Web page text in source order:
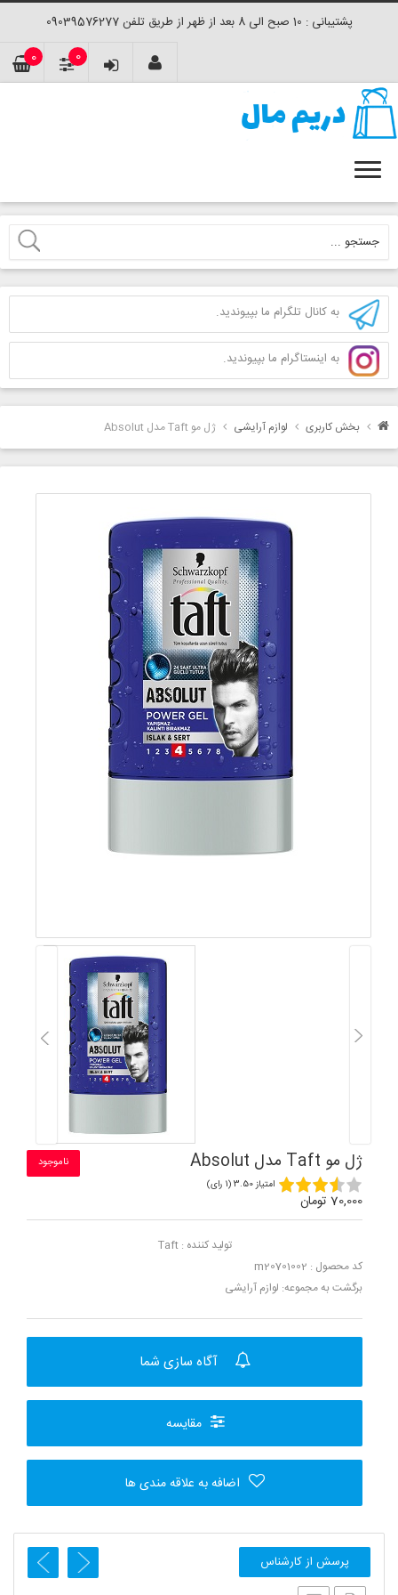
پشتیبانی : 10 صبح الی 8 بعد از ظهر از طریق تلفن 09039576277
0 0
به کانال تلگرام ما بپیوندید.
به اینستاگرام ما بپیوندید.
بخش کاربری لوازم آرایشی ژل مو Taft مدل Absolut
ژل مو Taft مدل Absolut ناموجود
امتیاز 3.50 (1 رای)
70,000 تومان
تولید کننده : Taft
کد محصول : m20701002
برگشت به مجموعه: لوازم آرایشی
آگاه سازی شما
مقایسه
اضافه به علاقه مندی ها
پرسش از کارشناس